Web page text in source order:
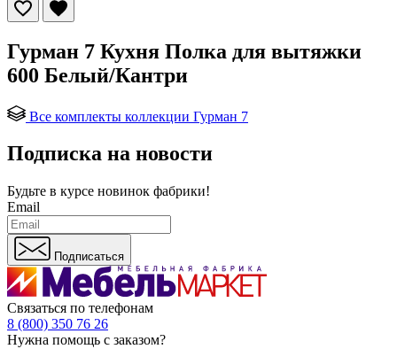
Гурман 7 Кухня Полка для вытяжки
600 Белый/Кантри
Все комплекты коллекции Гурман 7
Подписка на новости
Будьте в курсе новинок фабрики!
Email
Подписаться
Связаться по телефонам
8 (800) 350 76 26
Нужна помощь с заказом?